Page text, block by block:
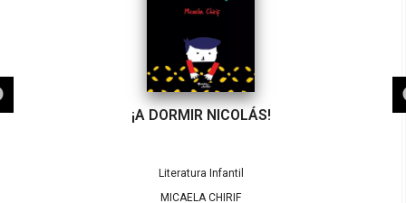
¡A DORMIR NICOLÁS!
Literatura Infantil
MICAELA CHIRIF